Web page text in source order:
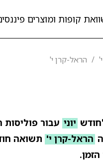
קופות ומוצרים
הראל-קרן י'
יוני עבור פוליסות
הראל-קרן י' תשואה